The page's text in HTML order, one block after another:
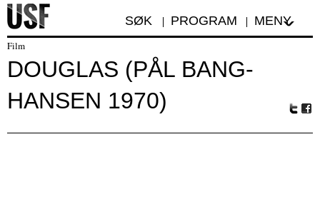
SØK PROGRAM MENY
Film
DOUGLAS (PÅL BANG-
HANSEN 1970)